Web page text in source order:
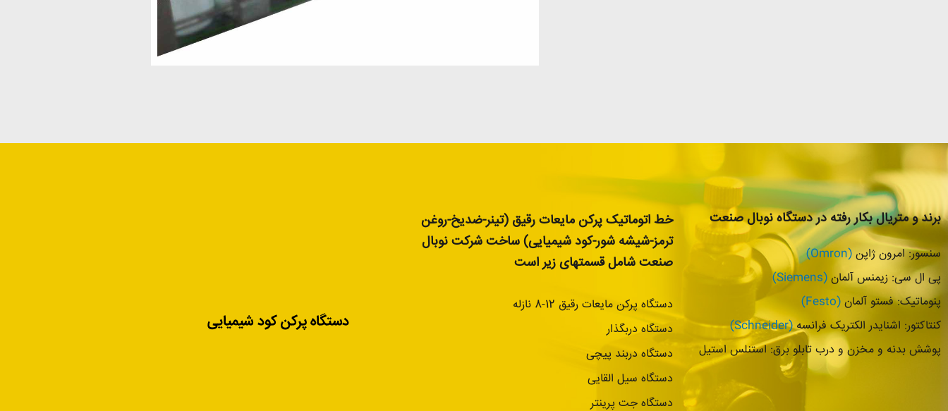
برند و متریال بکار رفته در دستگاه نوبال صنعت
سنسور: امرون ژاپن (Omron)
پی ال سی: زیمنس آلمان (Siemens)
پنوماتیک: فستو آلمان (Festo)
کنتاکتور: اشنایدر الکتریک فرانسه(Schneider)
پوشش بدنه و مخزن و درب تابلو برق: استنلس استیل
خط اتوماتیک پرکن مایعات رقیق (تینر-ضدیخ-روغن
ترمز-شیشه شور-کود شیمیایی) ساخت شرکت نوبال
صنعت شامل قسمتهای زیر است
دستگاه پرکن مایعات رقیق 12-8 نازله
دستگاه دربگذار
دستگاه دربند پیچی
دستگاه سیل القایی
دستگاه جت پرینتر
دستگاه پرکن کود شیمیایی